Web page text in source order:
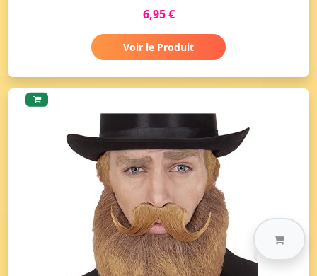
6,95 €
Voir le Produit